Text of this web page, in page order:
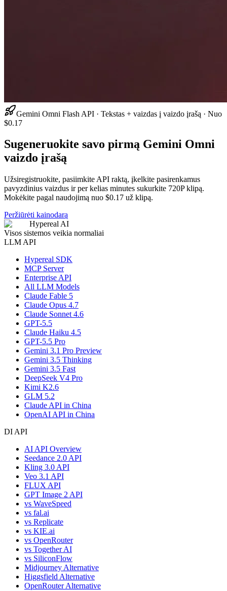
Gemini Omni Flash API · Tekstas + vaizdas į vaizdo įrašą · Nuo
$0.17
Sugeneruokite savo pirmą Gemini Omni
vaizdo įrašą
Užsiregistruokite, pasiimkite API raktą, įkelkite pasirenkamus
pavyzdinius vaizdus ir per kelias minutes sukurkite 720P klipą.
Mokėkite pagal naudojimą nuo $0.17 už klipą.
Peržiūrėti kainodarą
Hypereal AI
Visos sistemos veikia normaliai
LLM API
Hypereal SDK
MCP Server
Enterprise API
All LLM Models
Claude Fable 5
Claude Opus 4.7
Claude Sonnet 4.6
GPT-5.5
Claude Haiku 4.5
GPT-5.5 Pro
Gemini 3.1 Pro Preview
Gemini 3.5 Thinking
Gemini 3.5 Fast
DeepSeek V4 Pro
Kimi K2.6
GLM 5.2
Claude API in China
OpenAI API in China
DI API
AI API Overview
Seedance 2.0 API
Kling 3.0 API
Veo 3.1 API
FLUX API
GPT Image 2 API
vs WaveSpeed
vs fal.ai
vs Replicate
vs KIE.ai
vs OpenRouter
vs Together AI
vs SiliconFlow
Midjourney Alternative
Higgsfield Alternative
OpenRouter Alternative